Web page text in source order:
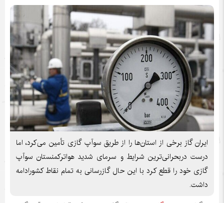
ایران گاز برخی از استان‌ها را از طریق سوآپ گازی تأمین می‌کرد، اما
درست دربحرانی‌ترین شرایط و سرمای شدید هواترکمنستان سوآپ
گازی خود را قطع کرد با این حال گازرسانی به تمام نقاط کشورادامه
داشت.